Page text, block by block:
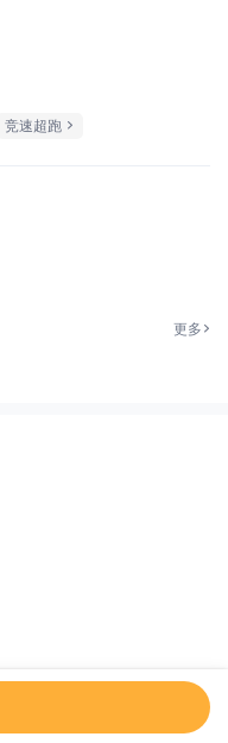
竞速超跑
更多